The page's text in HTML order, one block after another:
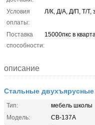
Условия
оплаты:
Л/К, Д/А, Д/П, Т/Т,
Поставка
способности:
15000пкс в
описание
Стальные двухъярусные
Тип:
мебель школы
Модель:
СВ-137А